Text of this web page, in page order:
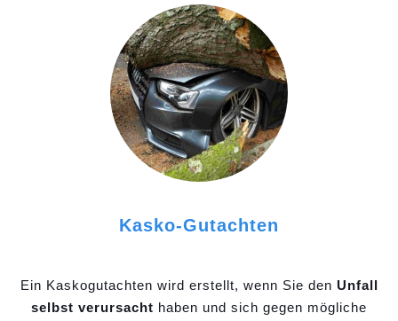
Kasko-Gutachten
Ein Kaskogutachten wird erstellt, wenn Sie den Unfall
selbst verursacht haben und sich gegen mögliche